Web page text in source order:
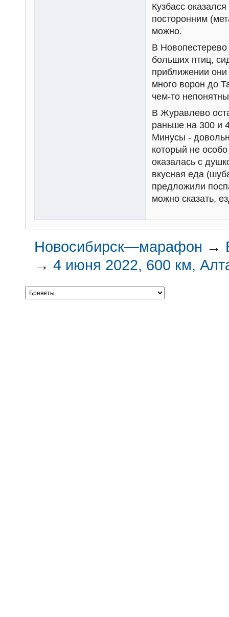
Кузбасс
посторонним
можно.
В Новопестерево
больших птиц,
приближении
много ворон до
чем-то
В Журавлево
раньше на 300 и
Минусы -
который не
оказалась с
вкусная еда
предложили
можно сказать,
Новосибирск—марафон →
→4 июня 2022, 600 км,